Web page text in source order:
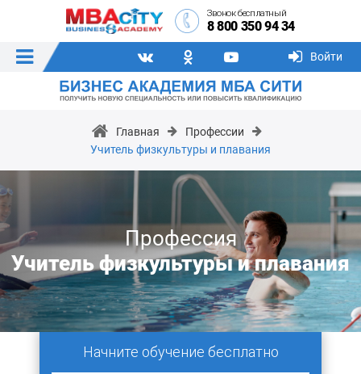
Звонок бесплатный
8 800 350 94 34
Войти
Главная
Профессии
Учитель физкультуры и плавания
Профессия
Учитель физкультуры и плавания
Начните обучение бесплатно